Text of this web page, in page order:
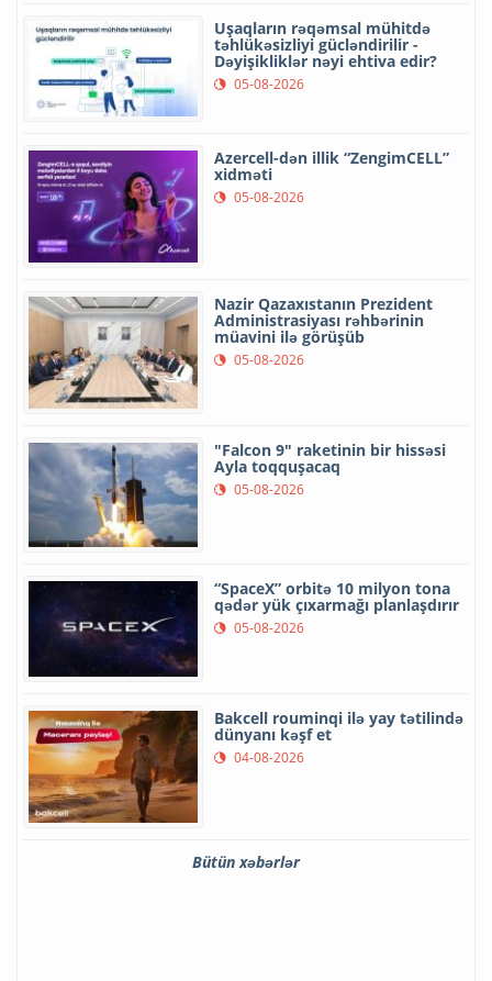
Uşaqların rəqəmsal mühitdə
təhlükəsizliyi gücləndirilir -
Dəyişikliklər nəyi ehtiva edir?
05-08-2026
Azercell-dən illik “ZengimCELL”
xidməti
05-08-2026
Nazir Qazaxıstanın Prezident
Administrasiyası rəhbərinin
müavini ilə görüşüb
05-08-2026
"Falcon 9" raketinin bir hissəsi
Ayla toqquşacaq
05-08-2026
“SpaceX” orbitə 10 milyon tona
qədər yük çıxarmağı planlaşdırır
05-08-2026
Bakcell rouminqi ilə yay tətilində
dünyanı kəşf et
04-08-2026
Bütün xəbərlər